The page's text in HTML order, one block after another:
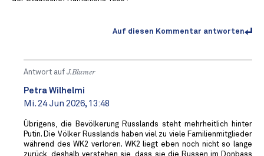
Auf diesen Kommentar antworten
Antwort auf J.Blumer
Petra Wilhelmi
Mi. 24 Jun 2026, 13:48
Übrigens, die Bevölkerung Russlands steht mehrheitlich hinter
Putin. Die Völker Russlands haben viel zu viele Familienmitglieder
während des WK2 verloren. WK2 liegt eben noch nicht so lange